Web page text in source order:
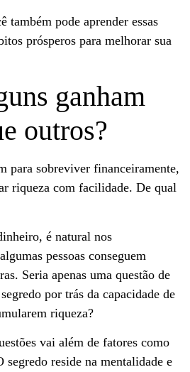
também pode aprender essas
prósperos para melhorar sua
ganham
outros?
para sobreviver financeiramente,
riqueza com facilidade. De qual
é natural nos
pessoas conseguem
Seria apenas uma questão de
por trás da capacidade de
riqueza?
vai além de fatores como
reside na mentalidade e